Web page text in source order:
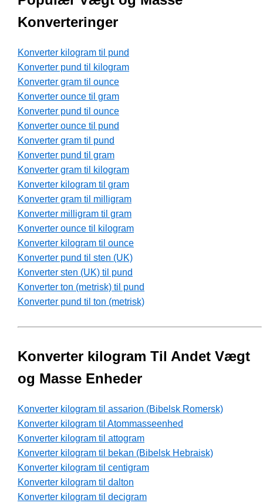
Konverteringer
Konverter kilogram til pund
Konverter pund til kilogram
Konverter gram til ounce
Konverter ounce til gram
Konverter pund til ounce
Konverter ounce til pund
Konverter gram til pund
Konverter pund til gram
Konverter gram til kilogram
Konverter kilogram til gram
Konverter gram til milligram
Konverter milligram til gram
Konverter ounce til kilogram
Konverter kilogram til ounce
Konverter pund til sten (UK)
Konverter sten (UK) til pund
Konverter ton (metrisk) til pund
Konverter pund til ton (metrisk)
Konverter kilogram Til Andet Vægt
og Masse Enheder
Konverter kilogram til assarion (Bibelsk Romersk)
Konverter kilogram til Atommasseenhed
Konverter kilogram til attogram
Konverter kilogram til bekan (Bibelsk Hebraisk)
Konverter kilogram til centigram
Konverter kilogram til dalton
Konverter kilogram til decigram